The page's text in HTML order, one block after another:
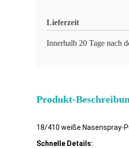
Lieferzeit
Innerhalb 20 Tage nach
Produkt-
18/410 weiße Nasenspray-
Schnelle Details: